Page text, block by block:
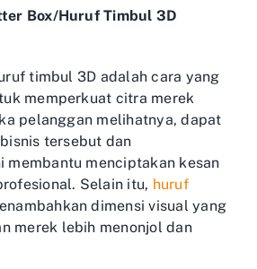
Box/Huruf Timbul 3D
timbul 3D adalah cara yang
memperkuat citra merek
pelanggan melihatnya, dapat
tersebut dan
membantu menciptakan kesan
Selain itu, huruf
dimensi visual yang
merek lebih menonjol dan